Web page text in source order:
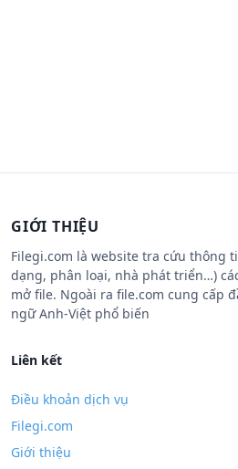
GIỚI THIỆU
Filegi.com là website tra cứu thông
dạng, phân loại, nhà phát triển…)
mở file. Ngoài ra file.com cung cấp
ngữ Anh-Việt phổ biến
Liên kết
Điều khoản dịch vụ
Filegi.com
Giới thiệu